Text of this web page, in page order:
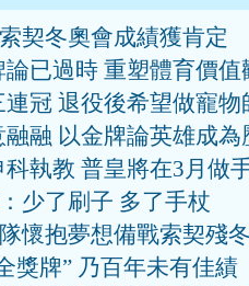
契冬奧會成績獲肯定
已過時 重塑體育價值
冠 退役後希望做寵物
融 以金牌論英雄成為
執教 普皇將在3月做
少了刷子 多了手杖
懷抱夢想備戰索契殘
獎牌” 乃百年未有佳績